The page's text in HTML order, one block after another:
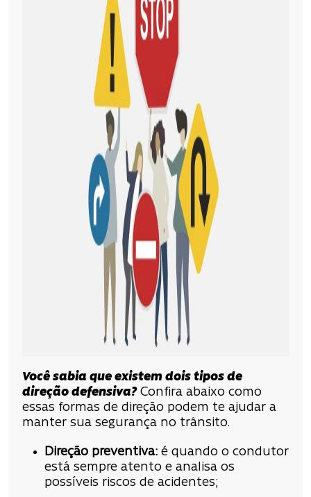
Você sabia que existem dois tipos de
direção defensiva?Confira abaixo como
essas formas de direção podem te ajudar a
manter sua segurança no trânsito.
Direção preventiva: é quando o condutor
está sempre atento e analisa os
possíveis riscos de acidentes;